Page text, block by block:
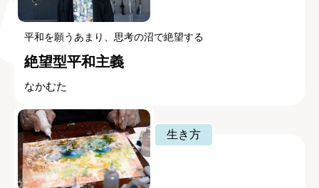
平和を願うあまり、思考の沼で絶望する
絶望型平和主義
なかむた
生き方